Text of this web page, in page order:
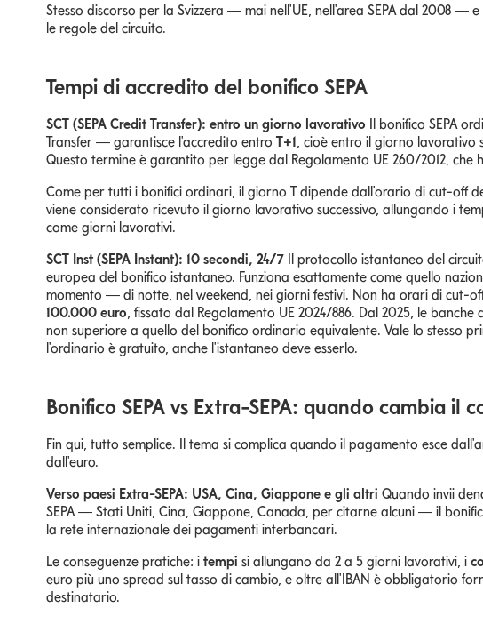
Stesso discorso per la Svizzera — mai nell'UE, nell'area SEPA dal 2008
le regole del circuito.
Tempi di accredito del bonifico SEPA
SCT (SEPA Credit Transfer): entro un giorno lavorativo Il bonifico SEPA
Transfer — garantisce l'accredito entro T+1 , cioè entro il giorno lavorativo
Questo termine è garantito per legge dal Regolamento UE 260/2012, che
Come per tutti i bonifici ordinari, il giorno T dipende dall'orario di cut-off
viene considerato ricevuto il giorno lavorativo successivo, allungando i
come giorni lavorativi.
SCT Inst (SEPA Instant): 10 secondi, 24/7 Il protocollo istantaneo del
europea del bonifico istantaneo. Funziona esattamente come quello
momento — di notte, nel weekend, nei giorni festivi. Non ha orari di cut-
100.000 euro , fissato dal Regolamento UE 2024/886. Dal 2025, le
non superiore a quello del bonifico ordinario equivalente. Vale lo stesso
l'ordinario è gratuito, anche l'istantaneo deve esserlo.
Bonifico SEPA vs Extra-SEPA: quando cambia il
Fin qui, tutto semplice. Il tema si complica quando il pagamento esce
dall'euro.
Verso paesi Extra-SEPA: USA, Cina, Giappone e gli altri Quando invii
SEPA — Stati Uniti, Cina, Giappone, Canada, per citarne alcuni — il
la rete internazionale dei pagamenti interbancari.
Le conseguenze pratiche: i tempi si allungano da 2 a 5 giorni lavorativi, i
euro più uno spread sul tasso di cambio, e oltre all'IBAN è obbligatorio
destinatario.